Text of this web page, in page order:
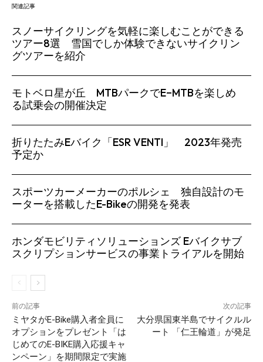
SEARCH...
関連記事
スノーサイクリングを気軽に楽しむことができる
ツアー8選 雪国でしか体験できないサイクリン
グツアーを紹介
モトベロ星が丘 MTBパークでE−MTBを楽しめ
る試乗会の開催決定
折りたたみEバイク「ESR VENTI」 2023年発売
予定か
スポーツカーメーカーのポルシェ 独自設計のモ
ーターを搭載したE-Bikeの開発を発表
ホンダモビリティソリューションズ Eバイクサブ
スクリプションサービスの事業トライアルを開始
前の記事
ミヤタがE-Bike購入者全員に
オプションをプレゼント「は
じめてのE-BIKE購入応援キャ
ンペーン」を期間限定で実施
次の記事
大分県国東半島でサイクルル
ート 「仁王輪道」が発足